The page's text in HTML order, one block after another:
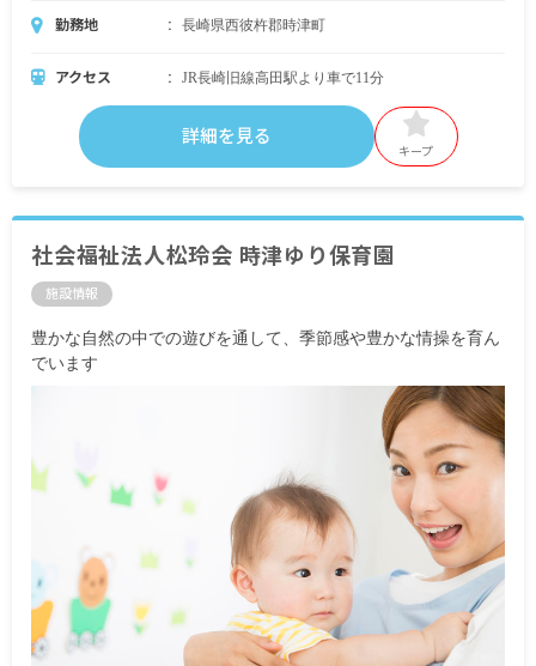
勤務地 長崎県西彼杵郡時津町
アクセス JR長崎旧線高田駅より車で11分
詳細を見る
キープ
社会福祉法人松玲会 時津ゆり保育園
施設情報
豊かな自然の中での遊びを通して、季節感や豊かな情操を育ん
でいます